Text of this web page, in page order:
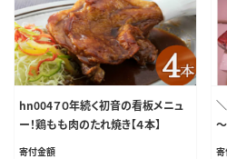
hn004７０年続く初音の看板メニュ
ー！鶏もも肉のたれ焼き【４本】
寄付金額